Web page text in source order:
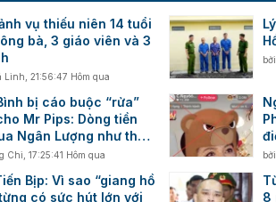
vụ thiếu niên 14 tuổi
bà, 3 giáo viên và 3
Linh 21:56:47 Hôm qua
bởi
bị cáo buộc “rửa”
Mr Pips: Dòng tiền
Ngân Lượng như thế
Chi 17:25:41 Hôm qua bởi
Bịp: Vì sao “giang hồ
có sức hút lớn với
8